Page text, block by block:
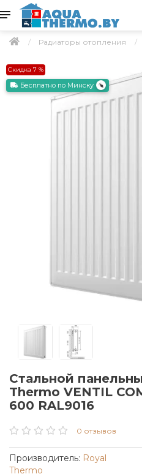
Радиаторы отопления
Скидка 7 %
Бесплатно по Минску
Стальной
Thermo VENTIL
600 RAL9016
0 отзывов
Производитель: Royal
Thermo